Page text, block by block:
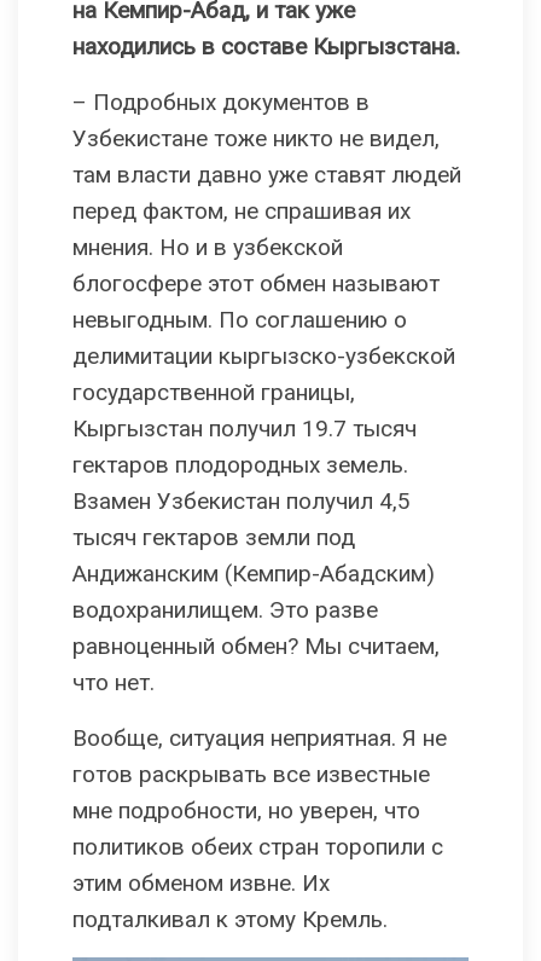
на Кемпир-Абад, и так уже
находились в составе Кыргызстана.
– Подробных документов в
Узбекистане тоже никто не видел,
там власти давно уже ставят людей
перед фактом, не спрашивая их
мнения. Но и в узбекской
блогосфере этот обмен называют
невыгодным. По соглашению о
делимитации кыргызско-узбекской
государственной границы,
Кыргызстан получил 19.7 тысяч
гектаров плодородных земель.
Взамен Узбекистан получил 4,5
тысяч гектаров земли под
Андижанским (Кемпир-Абадским)
водохранилищем. Это разве
равноценный обмен? Мы считаем,
что нет.
Вообще, ситуация неприятная. Я не
готов раскрывать все известные
мне подробности, но уверен, что
политиков обеих стран торопили с
этим обменом извне. Их
подталкивал к этому Кремль.